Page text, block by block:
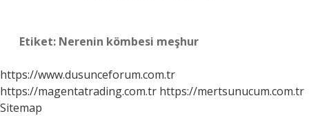
Etiket: Nerenin kömbesi meşhur
https://www.dusunceforum.com.tr
https://magentatrading.com.tr https://mertsunucum.com.tr
Sitemap